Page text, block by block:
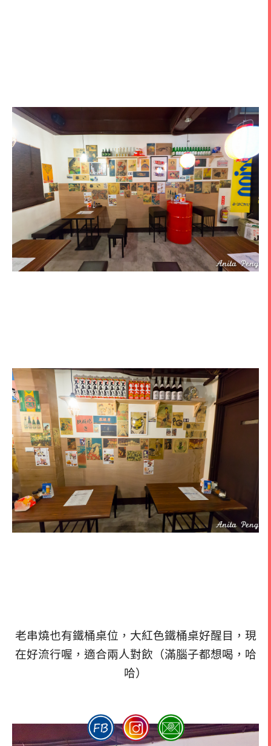
老串燒也有鐵桶桌位，大紅色鐵桶桌好醒目，現
在好流行喔，適合兩人對飲（滿腦子都想喝，哈
哈）